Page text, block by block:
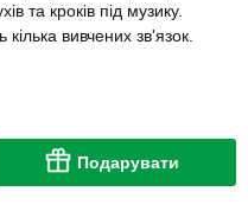
та кроків під музику.
вивчених зв'язок.
Подарувати